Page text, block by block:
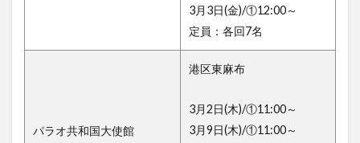
3月3日(金)/①12:00～
定員：各回7名
パラオ共和国大使館
港区東麻布
3月2日(木)/①11:00～
3月9日(木)/①11:00～